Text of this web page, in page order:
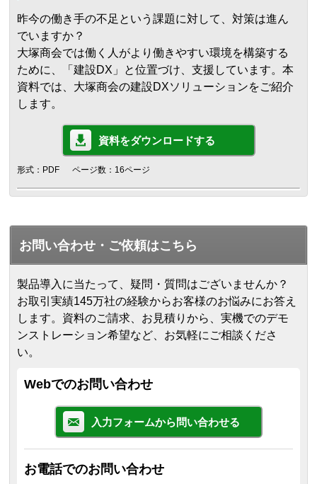
昨今の働き手の不足という課題に対して、対策は進ん
でいますか？
大塚商会では働く人がより働きやすい環境を構築する
ために、「建設DX」と位置づけ、支援しています。本
資料では、大塚商会の建設DXソリューションをご紹介
します。
資料をダウンロードする
形式：PDF ページ数：16ページ
お問い合わせ・ご依頼はこちら
製品導入に当たって、疑問・質問はございませんか？
お取引実績145万社の経験からお客様のお悩みにお答え
します。 資料のご請求、お見積りから、実機でのデモ
ンストレーション希望など、お気軽にご相談くださ
い。
Webでのお問い合わせ
入力フォームから問い合わせる
お電話でのお問い合わせ